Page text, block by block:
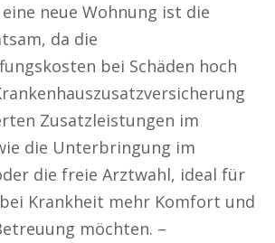
neue Wohnung ist die
da die
bei Schäden hoch
Zusatzleistungen im
die Unterbringung im
die freie Arztwahl, ideal für
Krankheit mehr Komfort und
möchten. –